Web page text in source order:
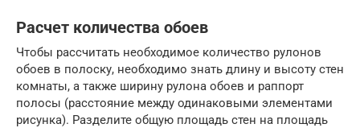
Расчет количества обоев
Чтобы рассчитать необходимое количество рулонов
обоев в полоску, необходимо знать длину и высоту стен
комнаты, а также ширину рулона обоев и раппорт
полосы (расстояние между одинаковыми элементами
рисунка). Разделите общую площадь стен на площадь